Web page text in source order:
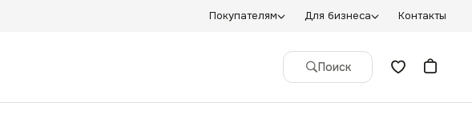
Покупателям Для бизнеса Контакты
Поиск